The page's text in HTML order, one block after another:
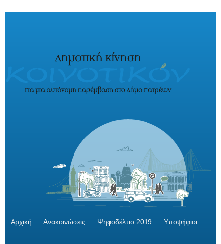
Αρχική Ανακοινώσεις Ψηφοδέλτιο 2019 Υποψήφιοι